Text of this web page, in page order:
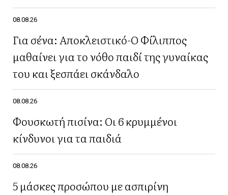
08.08.26
Για σένα: Αποκλειστικό-Ο Φίλιππος
μαθαίνει για το νόθο παιδί της γυναίκας
του και ξεσπάει σκάνδαλο
08.08.26
Φουσκωτή πισίνα: Οι 6 κρυμμένοι
κίνδυνοι για τα παιδιά
08.08.26
5 μάσκες προσώπου με ασπιρίνη